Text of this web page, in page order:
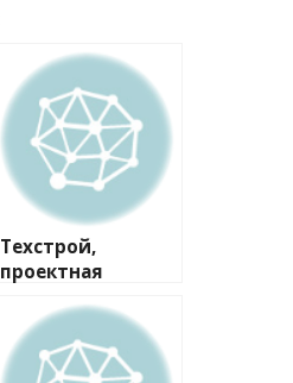
Техстрой,
проектная